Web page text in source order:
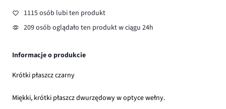
1115 osób lubi ten produkt
209 osób oglądało ten produkt w ciągu 24h
Informacje o produkcie
Krótki płaszcz czarny
Miękki, krótki płaszcz dwurzędowy w optyce wełny.